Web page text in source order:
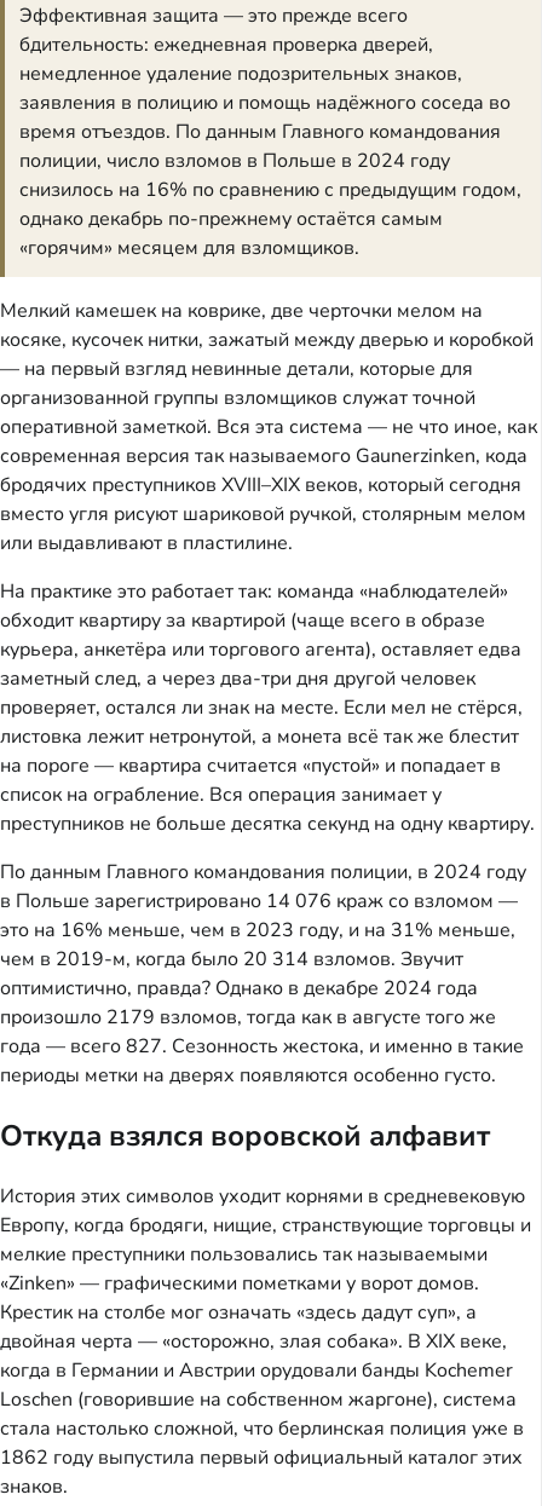
Эффективная защита — это прежде всего
бдительность: ежедневная проверка дверей,
немедленное удаление подозрительных знаков,
заявления в полицию и помощь надёжного соседа во
время отъездов. По данным Главного командования
полиции, число взломов в Польше в 2024 году
снизилось на 16% по сравнению с предыдущим годом,
однако декабрь по-прежнему остаётся самым
«горячим» месяцем для взломщиков.
Мелкий камешек на коврике, две черточки мелом на
косяке, кусочек нитки, зажатый между дверью и коробкой
— на первый взгляд невинные детали, которые для
организованной группы взломщиков служат точной
оперативной заметкой. Вся эта система — не что иное, как
современная версия так называемого Gaunerzinken, кода
бродячих преступников XVIII–XIX веков, который сегодня
вместо угля рисуют шариковой ручкой, столярным мелом
или выдавливают в пластилине.
На практике это работает так: команда «наблюдателей»
обходит квартиру за квартирой (чаще всего в образе
курьера, анкетёра или торгового агента), оставляет едва
заметный след, а через два-три дня другой человек
проверяет, остался ли знак на месте. Если мел не стёрся,
листовка лежит нетронутой, а монета всё так же блестит
на пороге — квартира считается «пустой» и попадает в
список на ограбление. Вся операция занимает у
преступников не больше десятка секунд на одну квартиру.
По данным Главного командования полиции, в 2024 году
в Польше зарегистрировано 14 076 краж со взломом —
это на 16% меньше, чем в 2023 году, и на 31% меньше,
чем в 2019-м, когда было 20 314 взломов. Звучит
оптимистично, правда? Однако в декабре 2024 года
произошло 2179 взломов, тогда как в августе того же
года — всего 827. Сезонность жестока, и именно в такие
периоды метки на дверях появляются особенно густо.
Откуда взялся воровской алфавит
История этих символов уходит корнями в средневековую
Европу, когда бродяги, нищие, странствующие торговцы и
мелкие преступники пользовались так называемыми
«Zinken» — графическими пометками у ворот домов.
Крестик на столбе мог означать «здесь дадут суп», а
двойная черта — «осторожно, злая собака». В XIX веке,
когда в Германии и Австрии орудовали банды Kochemer
Loschen (говорившие на собственном жаргоне), система
стала настолько сложной, что берлинская полиция уже в
1862 году выпустила первый официальный каталог этих
знаков.